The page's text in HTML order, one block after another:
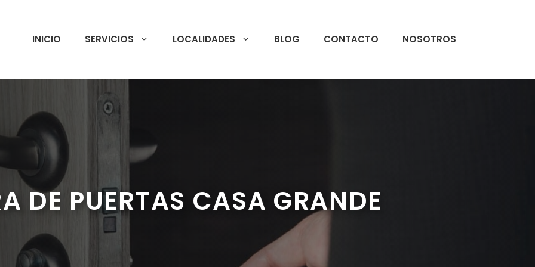
INICIO SERVICIOS LOCALIDADES BLOG CONTACTO NOSOTROS
DE PUERTAS CASA GRANDE